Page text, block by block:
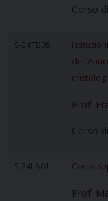
Corso
S-24TB05
Prof.
Corso
S-24LA01 Corso
Prof.